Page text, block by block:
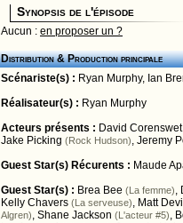
Synopsis de l'épisode
Aucun : en proposer un ?
Distribution & Production principale
Scénariste(s) : Ryan Murphy, Ian
Réalisateur(s) : Ryan Murphy
Acteurs présents : David Corenswet
Jake Picking (Rock Hudson), Jeremy
Guest Star(s) Récurents : Maude
Guest Star(s) : Brea Bee (La femme),
Kelly Chavers (La serveuse), Matt
Algren), Shane Jackson (L'acteur #5),